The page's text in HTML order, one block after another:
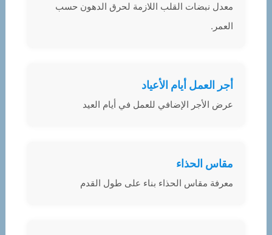
معدل نبضات القلب اللازمة لحرق الدهون حسب
العمر.
أجر العمل أيام الأعياد
عرض الأجر الإضافي للعمل في أيام العيد
مقاس الحذاء
معرفة مقاس الحذاء بناء على طول القدم